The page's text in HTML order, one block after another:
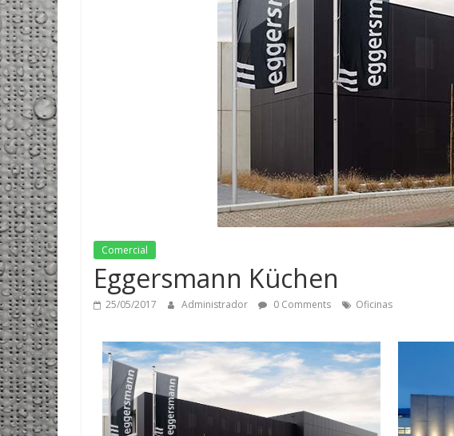
Comercial
Eggersmann Küchen
25/05/2017 Administrador 0 Comments Oficinas